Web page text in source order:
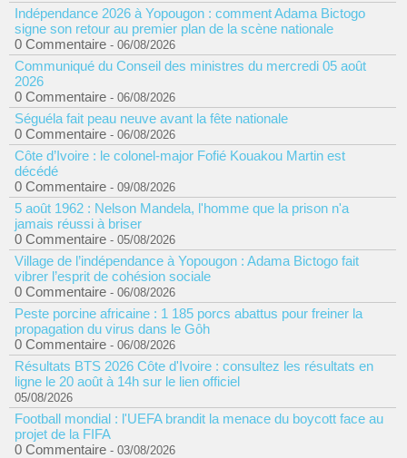
Indépendance 2026 à Yopougon : comment Adama Bictogo
signe son retour au premier plan de la scène nationale
0 Commentaire - 06/08/2026
Communiqué du Conseil des ministres du mercredi 05 août
2026
0 Commentaire - 06/08/2026
Séguéla fait peau neuve avant la fête nationale
0 Commentaire - 06/08/2026
Côte d’Ivoire : le colonel-major Fofié Kouakou Martin est
décédé
0 Commentaire - 09/08/2026
5 août 1962 : Nelson Mandela, l'homme que la prison n'a
jamais réussi à briser
0 Commentaire - 05/08/2026
Village de l’indépendance à Yopougon : Adama Bictogo fait
vibrer l’esprit de cohésion sociale
0 Commentaire - 06/08/2026
Peste porcine africaine : 1 185 porcs abattus pour freiner la
propagation du virus dans le Gôh
0 Commentaire - 06/08/2026
Résultats BTS 2026 Côte d'Ivoire : consultez les résultats en
ligne le 20 août à 14h sur le lien officiel
05/08/2026
Football mondial : l'UEFA brandit la menace du boycott face au
projet de la FIFA
0 Commentaire - 03/08/2026